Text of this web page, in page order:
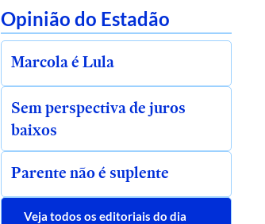
Opinião do Estadão
Marcola é Lula
Sem perspectiva de juros
baixos
Parente não é suplente
Veja todos os editoriais do dia